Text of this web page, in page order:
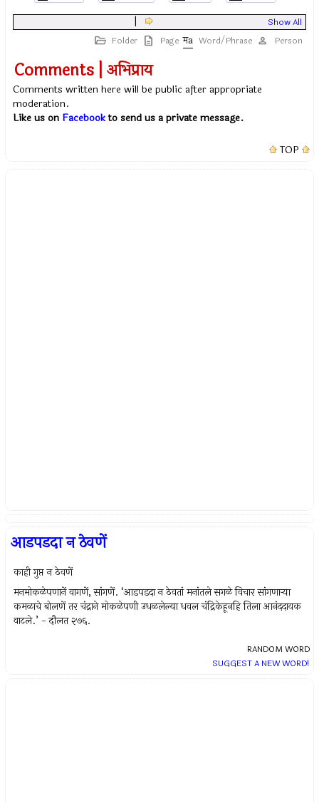
Show All
Folder
Page Word/Phrase Person
Comments | अभिप्राय
Comments written here will be public after appropriate
moderation.
Like us on Facebookto send us a private message.
TOP
आडपडदा न ठेवणें
काही गुप्त न ठेवणें
मनमोकळेपणानें वागणें, सांगणें. ‘आडपडदा न ठेवतां मनांतले सगळे विचार सांगणार्‍या
कमळाचे बोलणें तर चंद्राने मोकळेपणी उधळलेल्या धवल चंद्रिकेहूनहि तिला आनंददायक
वाटले.’ - दौलत २७६.
RANDOM WORD
SUGGEST A NEW WORD!